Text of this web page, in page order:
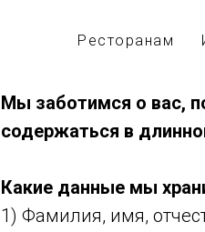
Ресторанам
Мы заботимся о вас,
содержаться в
Какие данные мы
1) Фамилия, имя,